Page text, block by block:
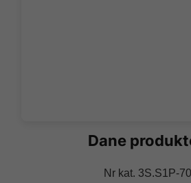
Dane
Nr kat. 3S.S1P-